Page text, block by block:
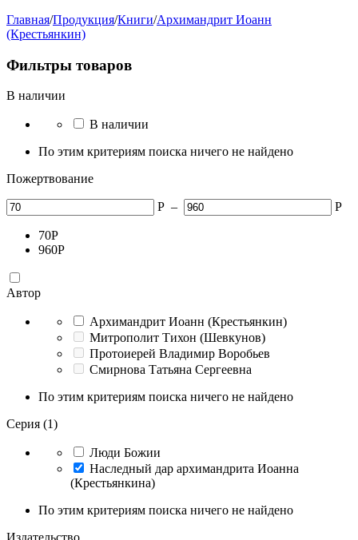
Главная/Продукция/Книги/Архимандрит Иоанн
(Крестьянкин)
Фильтры товаров
В наличии
В наличии
По этим критериям поиска ничего не найдено
Пожертвование
Р – Р
70Р
960Р
Автор
Архимандрит Иоанн (Крестьянкин)
Митрополит Тихон (Шевкунов)
Протоиерей Владимир Воробьев
Смирнова Татьяна Сергеевна
По этим критериям поиска ничего не найдено
Серия (1)
Люди Божии
Наследный дар архимандрита Иоанна
(Крестьянкина)
По этим критериям поиска ничего не найдено